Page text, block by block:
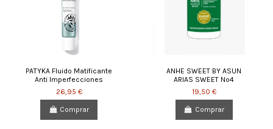
PATYKA Fluido Matificante
Anti Imperfecciones
26,95 €
Comprar
ANHE SWEET BY ASUN
ARIAS SWEET Nº4
19,50 €
Comprar